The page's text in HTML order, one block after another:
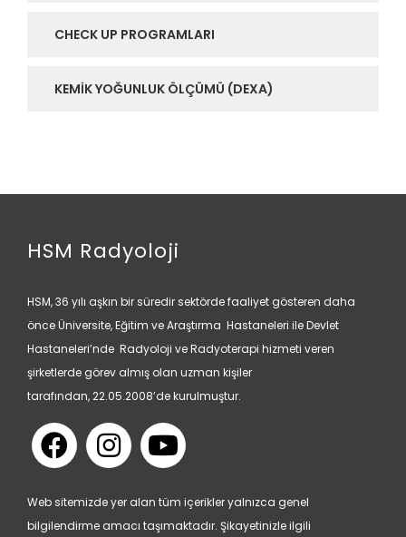
CHECK UP PROGRAMLARI
KEMIK YOĞUNLUK ÖLÇÜMÜ (DEXA)
HSM Radyoloji
HSM, 36 yılı aşkın bir süredir sektörde faaliyet gösteren daha
önce Üniversite, Eğitim ve Araştırma Hastaneleri ile Devlet
Hastaneleri’nde Radyoloji ve Radyoterapi hizmeti veren
şirketlerde görev almış olan uzman kişiler
tarafından, 22.05.2008’de kurulmuştur.
Web sitemizde yer alan tüm içerikler yalnızca genel
bilgilendirme amacı taşımaktadır. Şikayetinizle ilgili